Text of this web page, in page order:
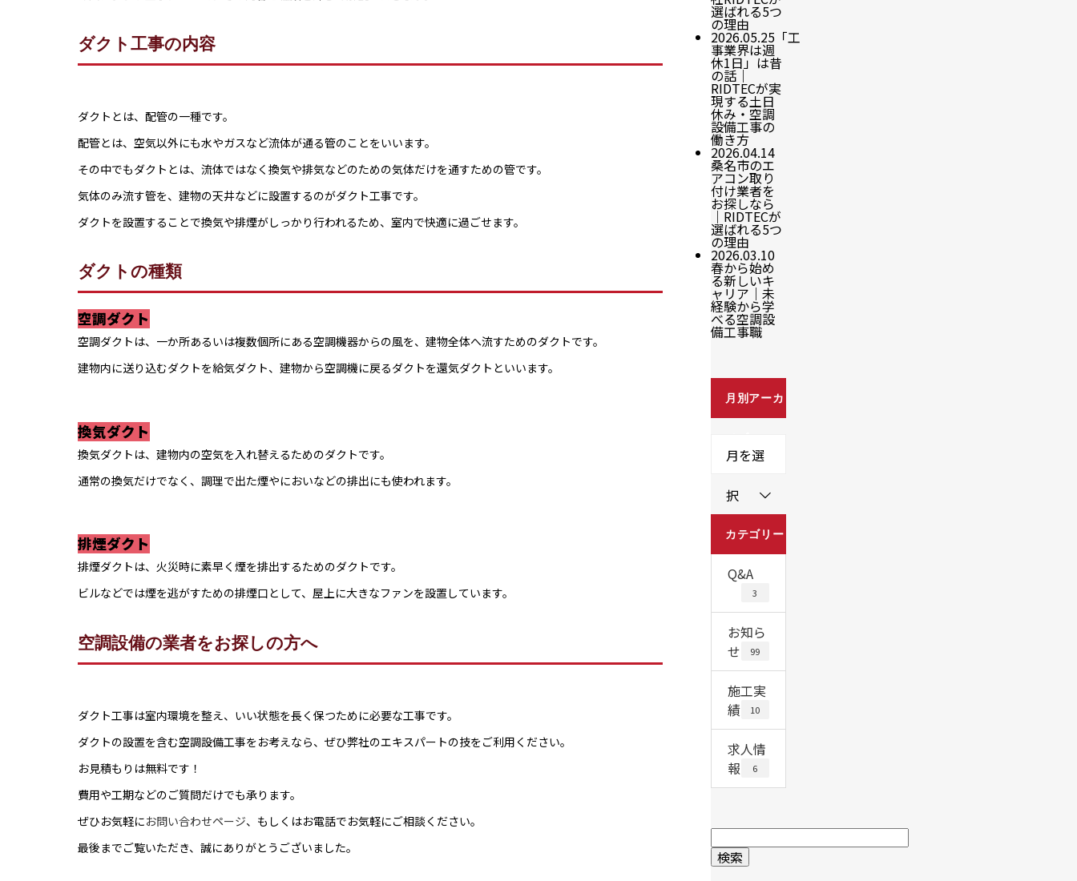
ダクト工事の内容
ダクトとは、配管の一種です。
配管とは、空気以外にも水やガスなど流体が通る管のことをいいます。
その中でもダクトとは、流体ではなく換気や排気などのための気体だけを通すための管です。
気体のみ流す管を、建物の天井などに設置するのがダクト工事です。
ダクトを設置することで換気や排煙がしっかり行われるため、室内で快適に過ごせます。
ダクトの種類
空調ダクト
空調ダクトは、一か所あるいは複数個所にある空調機器からの風を、建物全体へ流すためのダクトです。
建物内に送り込むダクトを給気ダクト、建物から空調機に戻るダクトを還気ダクトといいます。
換気ダクト
換気ダクトは、建物内の空気を入れ替えるためのダクトです。
通常の換気だけでなく、調理で出た煙やにおいなどの排出にも使われます。
排煙ダクト
排煙ダクトは、火災時に素早く煙を排出するためのダクトです。
ビルなどでは煙を逃がすための排煙口として、屋上に大きなファンを設置しています。
空調設備の業者をお探しの方へ
ダクト工事は室内環境を整え、いい状態を長く保つために必要な工事です。
ダクトの設置を含む空調設備工事をお考えなら、ぜひ弊社のエキスパートの技をご利用ください。
お見積もりは無料です！
費用や工期などのご質問だけでも承ります。
ぜひお気軽にお問い合わせページ、もしくはお電話でお気軽にご相談ください。
最後までご覧いただき、誠にありがとうございました。
選ばれる5つ
の理由
2026.05.25「工
事業界は週
休1日」は昔
の話｜
RIDTECが実
現する土日
休み・空調
設備工事の
働き方
2026.04.14
桑名市のエ
アコン取り
付け業者を
お探しなら
｜RIDTECが
選ばれる5つ
の理由
2026.03.10
春から始め
る新しいキ
ャリア｜未
経験から学
べる空調設
備工事職
月別アーカ
月を選
択
カテゴリー
Q&A
3
お知ら
せ
99
施工実
績
10
求人情
報
6